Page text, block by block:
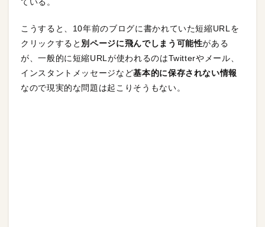
こうすると、10年前のブログに書かれていた短縮URLを
クリックすると 別ページに飛んでしまう可能性がある
が、一般的に短縮URLが使われるのはTwitterやメール、
インスタントメッセージなど基本的に保存されない情報
なので現実的な問題は起こりそうもない。